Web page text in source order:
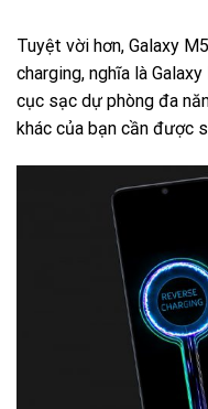
Tuyệt vời hơn, Galaxy
charging, nghĩa là
cục sạc dự phòng đa
khác của bạn cần được